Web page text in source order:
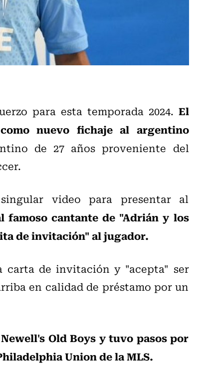
para esta temporada 2024. El
nuevo fichaje al argentino
de 27 años proveniente del
video para presentar al
famoso cantante de "Adrián y los
de invitación" al jugador.
carta de invitación y "acepta" ser
en calidad de préstamo por un
Old Boys y tuvo pasos por
Union de la MLS.